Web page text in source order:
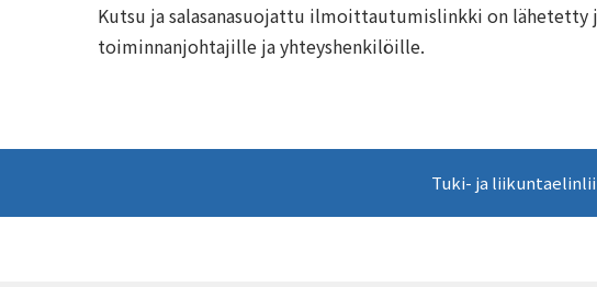
Kutsu ja salasanasuojattu ilmoittautumislinkki on
toiminnanjohtajille ja yhteyshenkilöille.
Tuki- ja